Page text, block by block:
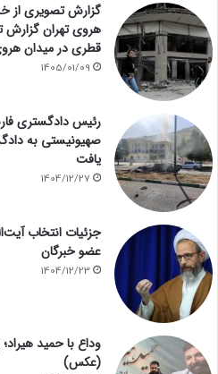
گزارش تصویری از
هروی تهران گزارش
قطری در میدان
1405/01/09
رئیس دادگستری
یافت
1404/12/27
جزئیات انتخاب
عضو خبرگان
1404/12/23
وداع با حمید
(عکس)